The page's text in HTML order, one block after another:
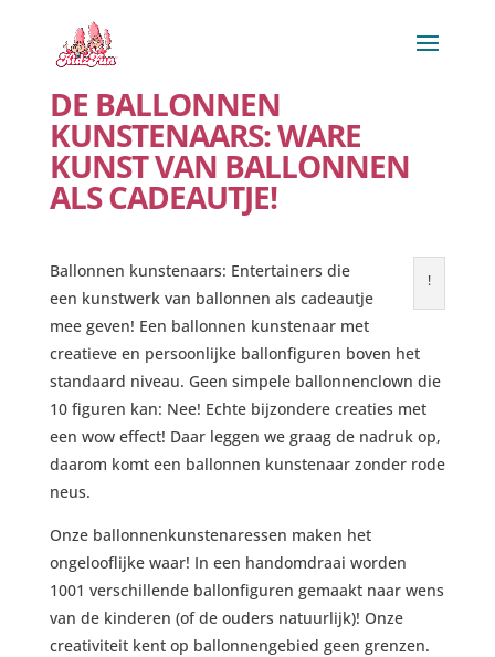
DE BALLONNEN
KUNSTENAARS: WARE
KUNST VAN BALLONNEN
ALS CADEAUTJE!
!
Ballonnen kunstenaars: Entertainers die
een kunstwerk van ballonnen als cadeautje
mee geven! Een ballonnen kunstenaar met
creatieve en persoonlijke ballonfiguren boven het
standaard niveau. Geen simpele ballonnenclown die
10 figuren kan: Nee! Echte bijzondere creaties met
een wow effect! Daar leggen we graag de nadruk op,
daarom komt een ballonnen kunstenaar zonder rode
neus.
Onze ballonnenkunstenaressen maken het
ongelooflijke waar! In een handomdraai worden
1001 verschillende ballonfiguren gemaakt naar wens
van de kinderen (of de ouders natuurlijk)! Onze
creativiteit kent op ballonnengebied geen grenzen.